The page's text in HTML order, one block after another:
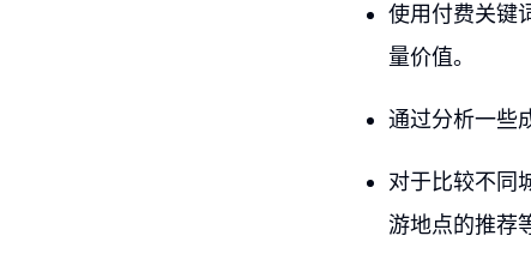
使用付费关键
量价值。
通过分析一些
对于比较不同
游地点的推荐